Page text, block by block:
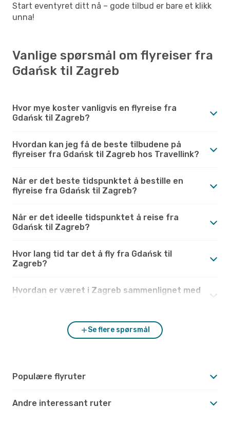
Start eventyret ditt nå – gode tilbud er bare et klikk
unna!
Vanlige spørsmål om flyreiser fra
Gdańsk til Zagreb
Hvor mye koster vanligvis en flyreise fra
Gdańsk til Zagreb?
Hvordan kan jeg få de beste tilbudene på
flyreiser fra Gdańsk til Zagreb hos Travellink?
Når er det beste tidspunktet å bestille en
flyreise fra Gdańsk til Zagreb?
Når er det ideelle tidspunktet å reise fra
Gdańsk til Zagreb?
Hvor lang tid tar det å fly fra Gdańsk til
Zagreb?
Hvordan er været i Zagreb sammenlignet med
Se flere spørsmål
Populære flyruter
Andre interessant ruter